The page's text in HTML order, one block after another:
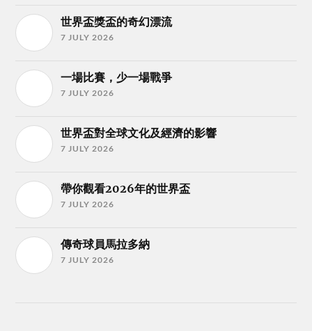
世界盃獎盃的奇幻漂流
7 JULY 2026
一場比賽，少一場戰爭
7 JULY 2026
世界盃對全球文化及經濟的影響
7 JULY 2026
帶你觀看2026年的世界盃
7 JULY 2026
傳奇球員馬拉多納
7 JULY 2026